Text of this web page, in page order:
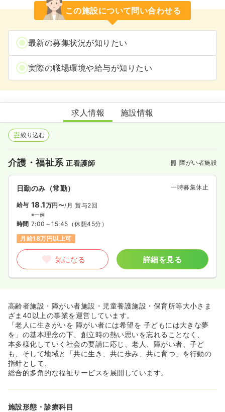
この施設について問い合わせる
最新の募集状況が知りたい
実際の職場環境や給与が知りたい
障害者支援施設 松葉学園
求人情報 施設情報
絞り込む
介護・福祉系正看護師 障がい者施設
日勤のみ（常勤） 一時募集休止
給与 18.1万円〜/月 賞与2回
※一例
時間 7:00～15:45 （休憩45分）
月給18万円以上可
気になる 詳細を見る
高齢者施設・障がい者施設・児童養護施設・保育所等大小さま
ざま40以上の事業を運営しています。
「老人に生きがいを 障がい者には希望を 子どもには大きな夢
を」の基本理念の下、創立時の熱い思いを忘れることなく、
本多様化していく社会の要請に応じ、老人、障がい者、子ど
も、そして地域と「共に生き、共に歩み、共に育つ」を行動の
指針として、
総合的多角的な福祉サービスを展開しています。
施設形態・診療科目